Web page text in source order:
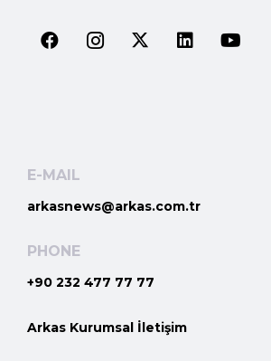
E-MAIL
arkasnews@arkas.com.tr
PHONE
+90 232 477 77 77
Arkas Kurumsal İletişim